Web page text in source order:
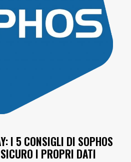
I 5 CONSIGLI DI SOPHOS
I PROPRI DATI